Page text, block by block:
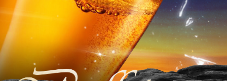
MIỄN PHÍ vé
buffet bia khi
đặt phòng tại